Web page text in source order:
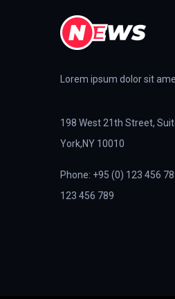
Lorem ipsum dolor sit
198 West 21th Street,
York,NY 10010
Phone: +95 (0) 123 456
123 456 789